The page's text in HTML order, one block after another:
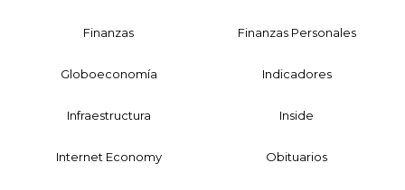
Finanzas Finanzas Personales
Globoeconomía Indicadores
Infraestructura Inside
Internet Economy Obituarios